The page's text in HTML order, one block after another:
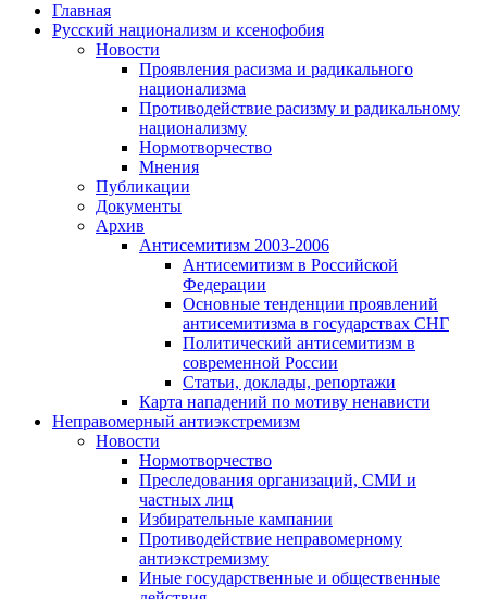
Главная
Русский национализм и ксенофобия
Новости
Проявления расизма и радикального
национализма
Противодействие расизму и радикальному
национализму
Нормотворчество
Мнения
Публикации
Документы
Архив
Антисемитизм 2003-2006
Антисемитизм в Российской
Федерации
Основные тенденции проявлений
антисемитизма в государствах СНГ
Политический антисемитизм в
современной России
Статьи, доклады, репортажи
Карта нападений по мотиву ненависти
Неправомерный антиэкстремизм
Новости
Нормотворчество
Преследования организаций, СМИ и
частных лиц
Избирательные кампании
Противодействие неправомерному
антиэкстремизму
Иные государственные и общественные